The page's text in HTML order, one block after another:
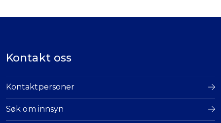
Kontakt oss
Kontaktpersoner
Søk om innsyn